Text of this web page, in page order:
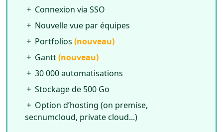
Connexion via SSO
Nouvelle vue par équipes
Portfolios (nouveau)
Gantt(nouveau)
30 000 automatisations
Stockage de 500 Go
Option d’hosting (on premise,
secnumcloud, private cloud...)